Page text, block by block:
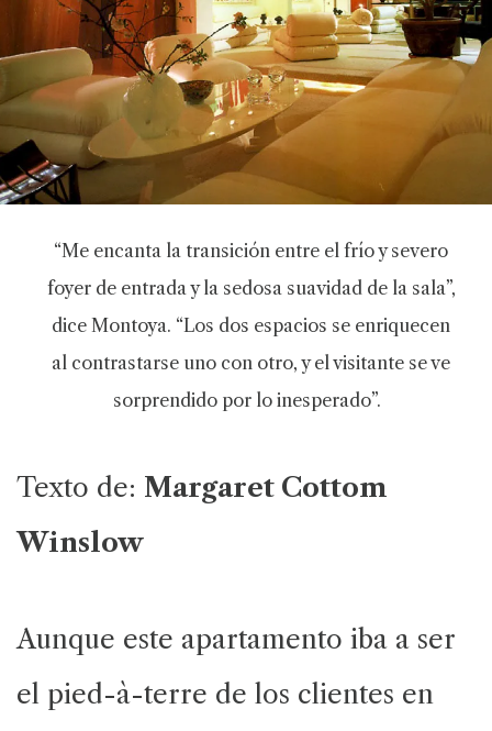
“Me encanta la transición entre el frío y severo
foyer de entrada y la sedosa suavidad de la sala”,
dice Montoya. “Los dos espacios se enriquecen
al contrastarse uno con otro, y el visitante se ve
sorprendido por lo inesperado”.
Texto de: Margaret Cottom
Winslow
Aunque este apartamento iba a ser
el pied-à-terre de los clientes en